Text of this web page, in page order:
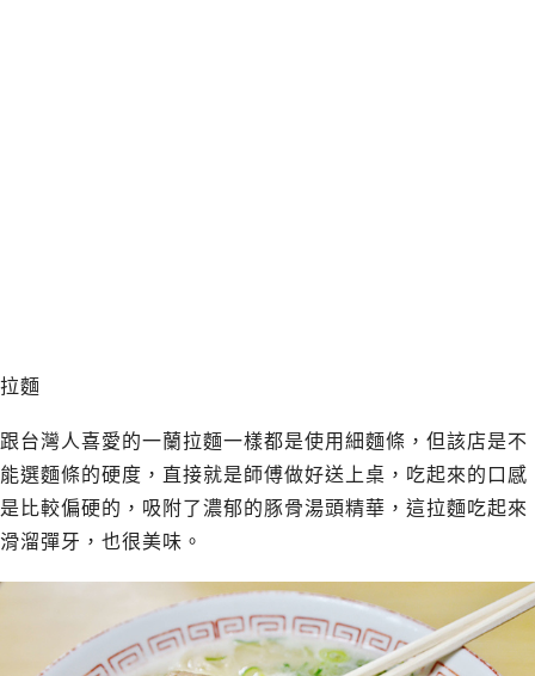
拉麵
跟台灣人喜愛的一蘭拉麵一樣都是使用細麵條，但該店是不
能選麵條的硬度，直接就是師傅做好送上桌，吃起來的口感
是比較偏硬的，吸附了濃郁的豚骨湯頭精華，這拉麵吃起來
滑溜彈牙，也很美味。